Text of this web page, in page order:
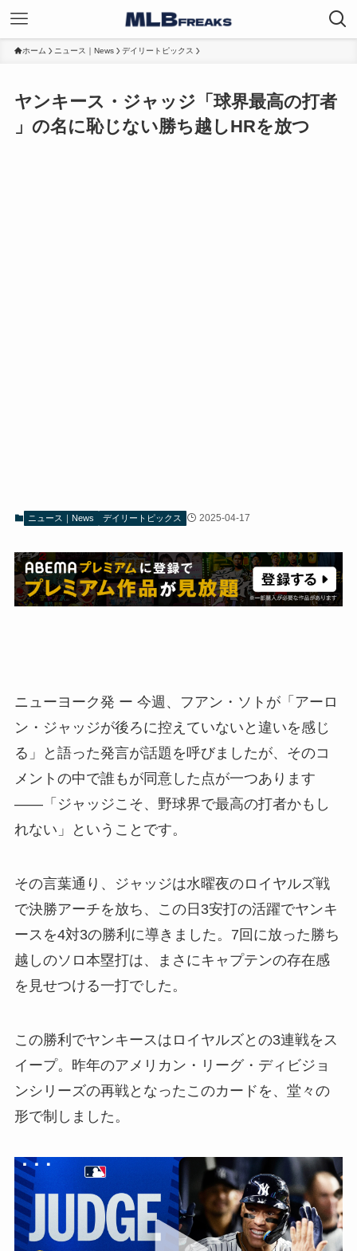
ホーム ニュース｜News デイリートピックス
ヤンキース・ジャッジ「球界最高の打者
」の名に恥じない勝ち越しHRを放つ
ニュース｜News デイリートピックス 2025-04-17
ニューヨーク発 ー 今週、フアン・ソトが「アーロ
ン・ジャッジが後ろに控えていないと違いを感じ
る」と語った発言が話題を呼びましたが、そのコ
メントの中で誰もが同意した点が一つあります
――「ジャッジこそ、野球界で最高の打者かもし
れない」ということです。
その言葉通り、ジャッジは水曜夜のロイヤルズ戦
で決勝アーチを放ち、この日3安打の活躍でヤンキ
ースを4対3の勝利に導きました。7回に放った勝ち
越しのソロ本塁打は、まさにキャプテンの存在感
を見せつける一打でした。
この勝利でヤンキースはロイヤルズとの3連戦をス
イープ。昨年のアメリカン・リーグ・ディビジョ
ンシリーズの再戦となったこのカードを、堂々の
形で制しました。